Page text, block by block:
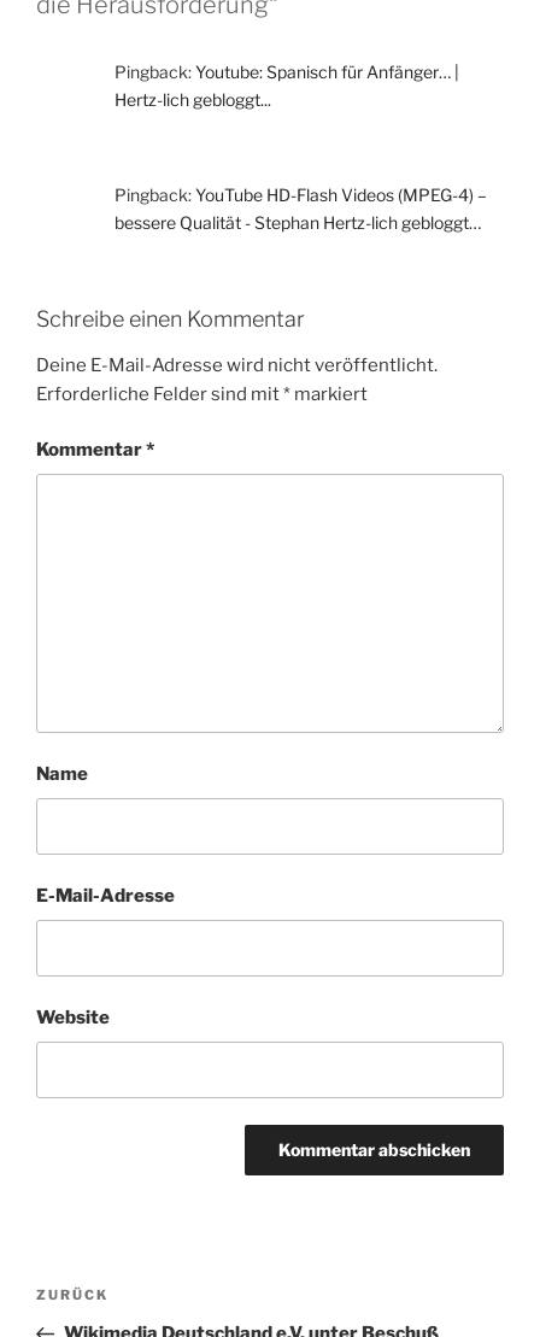
Pingback:Youtube: Spanisch für Anfänger… |
Hertz-lich gebloggt...
Pingback:YouTube HD-Flash Videos (MPEG-4) –
bessere Qualität - Stephan Hertz-lich gebloggt…
Schreibe einen Kommentar
Deine E-Mail-Adresse wird nicht veröffentlicht.
Erforderliche Felder sind mit* markiert
Kommentar*
Name
E-Mail-Adresse
Website
Beitragsnavigation
Vorheriger
Beitrag
ZURÜCK